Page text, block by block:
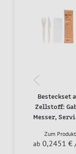
Besteckset
Zellstoff:
Messer,
Zum Produkt
ab 0,2451 €